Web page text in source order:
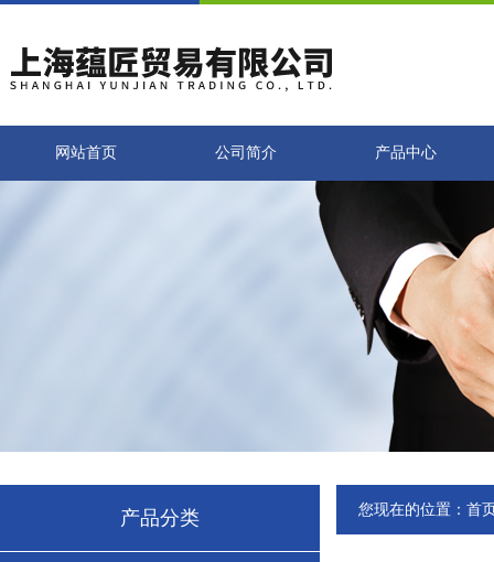
网站首页 公司简介 产品中心
产品分类 您现在的位置： 首